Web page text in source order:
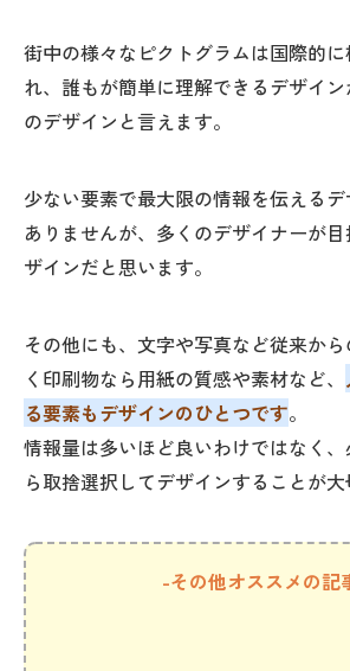
街中の様々なピクトグラムは国際的
れ、誰もが簡単に理解できるデザイ
のデザインと言えます。
少ない要素で最大限の情報を伝える
ありませんが、多くのデザイナーが
ザインだと思います。
その他にも、文字や写真など従来か
く印刷物なら用紙の質感や素材など、
る要素もデザインのひとつです。
情報量は多いほど良いわけではなく
ら取捨選択してデザインすることが大
-その他オススメの記